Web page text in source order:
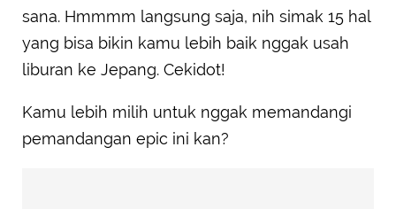
sana. Hmmmm langsung saja, nih simak 15 hal
yang bisa bikin kamu lebih baik nggak usah
liburan ke Jepang. Cekidot!
Kamu lebih milih untuk nggak memandangi
pemandangan epic ini kan?